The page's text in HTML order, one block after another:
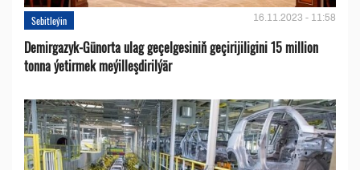
Sebitleýin 16.11.2023 - 11:58
Demirgazyk-Günorta ulag geçelgesiniň geçirijiligini 15 million
tonna ýetirmek meýilleşdirilýär